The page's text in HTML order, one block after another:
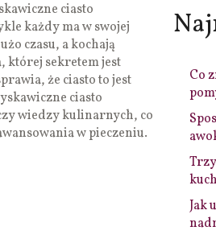
ciasto
każdy ma w swojej
czasu, a kochają
której sekretem jest
że ciasto to jest
ciasto
wiedzy kulinarnych, co
w pieczeniu.
Co
Jak